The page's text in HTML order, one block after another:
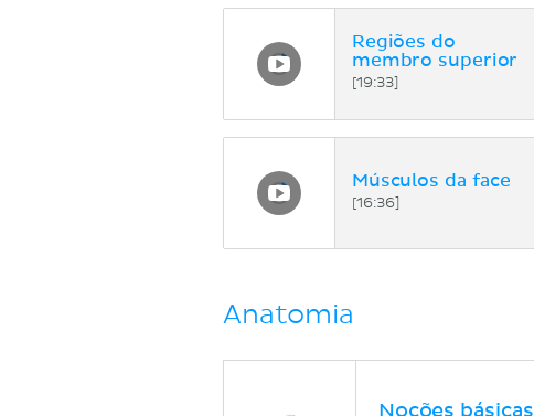
Regiões do
membro superior
[19:33]
Músculos da face
[16:36]
Anatomia
Noções básicas